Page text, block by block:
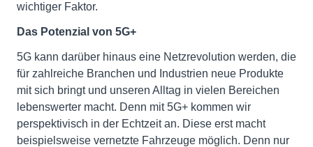
wichtiger Faktor.
Das Potenzial von 5G+
5G kann darüber hinaus eine Netzrevolution werden, die
für zahlreiche Branchen und Industrien neue Produkte
mit sich bringt und unseren Alltag in vielen Bereichen
lebenswerter macht. Denn mit 5G+ kommen wir
perspektivisch in der Echtzeit an. Diese erst macht
beispielsweise vernetzte Fahrzeuge möglich. Denn nur